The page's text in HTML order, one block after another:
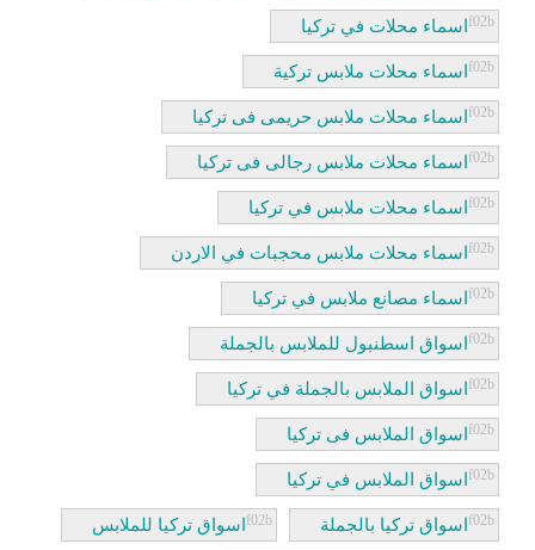
اسماء محلات في تركيا
اسماء محلات ملابس تركية
اسماء محلات ملابس حريمى فى تركيا
اسماء محلات ملابس رجالى فى تركيا
اسماء محلات ملابس في تركيا
اسماء محلات ملابس محجبات في الاردن
اسماء مصانع ملابس في تركيا
اسواق اسطنبول للملابس بالجملة
اسواق الملابس بالجملة في تركيا
اسواق الملابس فى تركيا
اسواق الملابس في تركيا
اسواق تركيا بالجملة اسواق تركيا للملابس